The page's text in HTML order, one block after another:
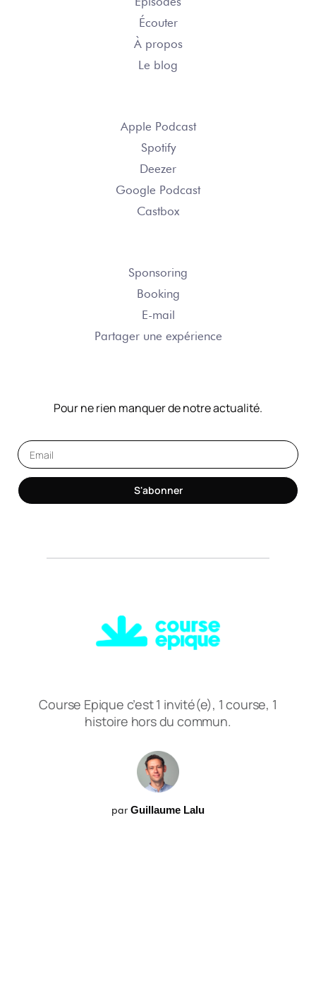
Écouter
À propos
Le blog
Apple Podcast
Spotify
Deezer
Google Podcast
Castbox
Sponsoring
Booking
E-mail
Partager une expérience
Pour ne rien manquer de notre actualité.
S'abonner
Course Epique c’est 1 invité(e), 1 course, 1
histoire hors du commun.
par Guillaume Lalu